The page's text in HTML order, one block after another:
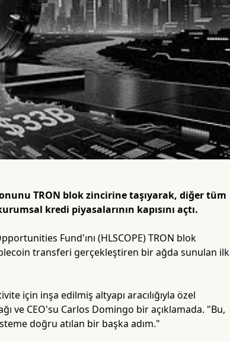
TRON blok zincirine taşıyarak, diğer tüm
kredi piyasalarının kapısını açtı.
Fund'ını (HLSCOPE) TRON blok
transferi gerçekleştiren bir ağda sunulan ilk
için inşa edilmiş altyapı aracılığıyla özel
ve CEO'su Carlos Domingo bir açıklamada. "Bu,
doğru atılan bir başka adım."